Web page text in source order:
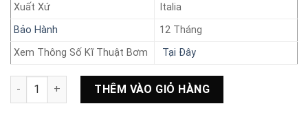
Xuất Xứ
Italia
Bảo Hành
12 Tháng
Xem Thông Số Kĩ Thuật Bơm
Tại Đây
Bơm chìm giếng khoan Sumoto 4.0 Kw Model: 4SA10/22 số
THÊM VÀO GIỎ HÀNG